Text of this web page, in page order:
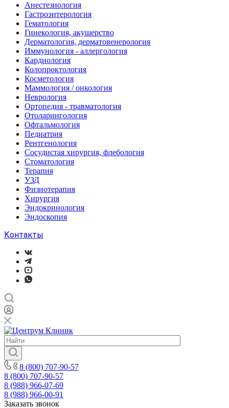
Анестезиология
Гастроэнтерология
Гематология
Гинекология, акушерство
Дерматология, дерматовенерология
Иммунология - аллергология
Кардиология
Колопроктология
Косметология
Маммология / онкология
Неврология
Ортопедия - травматология
Отоларингология
Офтальмология
Педиатрия
Рентгенология
Сосудистая хирургия, флебология
Стоматология
Терапия
УЗД
Физиотерапия
Хирургия
Эндокринология
Эндоскопия
Контакты
8 (800) 707-90-57
8 (800) 707-90-57
8 (988) 966-07-69
8 (988) 966-00-91
Заказать звонок